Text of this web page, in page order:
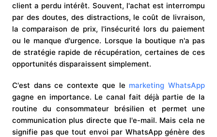
client a perdu intérêt. Souvent, l'achat est interrompu
par des doutes, des distractions, le coût de livraison,
la comparaison de prix, l'insécurité lors du paiement
ou le manque d'urgence. Lorsque la boutique n'a pas
de stratégie rapide de récupération, certaines de ces
opportunités disparaissent simplement.
C'est dans ce contexte que le marketing WhatsApp
gagne en importance. Le canal fait déjà partie de la
routine du consommateur brésilien et permet une
communication plus directe que l'e-mail. Mais cela ne
signifie pas que tout envoi par WhatsApp génère des